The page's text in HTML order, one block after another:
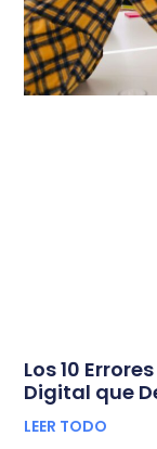
Los 10
Digital que
LEER TODO